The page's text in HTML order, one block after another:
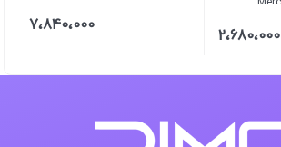
2،680،000
7،840،000